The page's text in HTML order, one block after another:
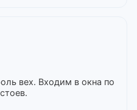
вех. Входим в окна по